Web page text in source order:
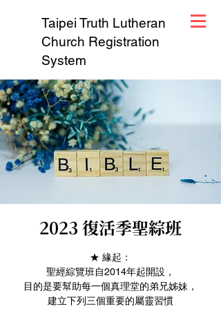
Taipei Truth Lutheran
Church Registration
System
2023 復活季聖綜班
★ 緣起：
聖經綜覽班自2014年起開設，
目的是要幫助每一個真理堂的弟兄姊妹，
建立下列三個重要的屬靈習慣